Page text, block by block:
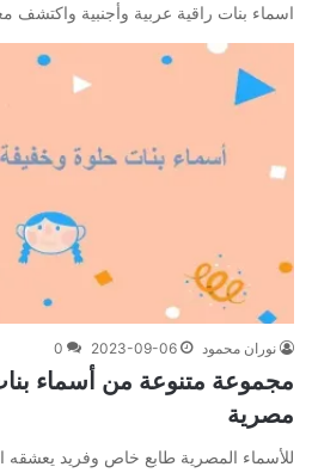
اسماء بنات راقية عربية وأجنبية
نوران محمود 2023-09-06
0
مجموعة متنوعة من أسماء
مصرية
للأسماء المصرية طابع خاص وفريد يعشقه